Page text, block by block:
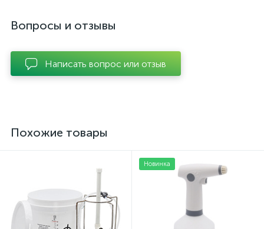
Вопросы и отзывы
Написать вопрос или отзыв
Похожие товары
Новинка